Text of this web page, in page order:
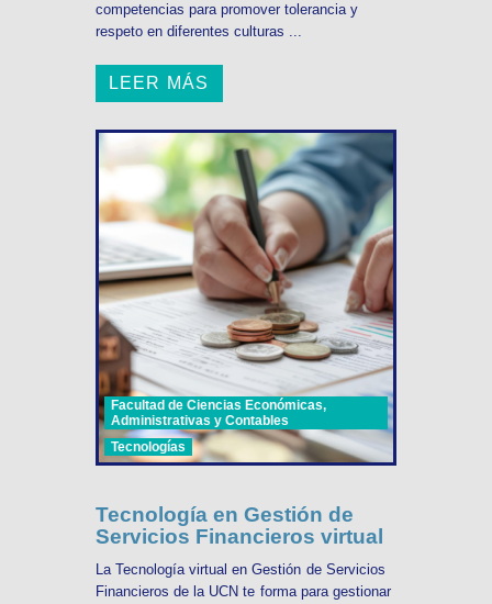
competencias para promover tolerancia y
respeto en diferentes culturas ...
LEER MÁS
Facultad de Ciencias Económicas,
Administrativas y Contables
Tecnologías
Tecnología en Gestión de
Servicios Financieros virtual
La Tecnología virtual en Gestión de Servicios
Financieros de la UCN te forma para gestionar